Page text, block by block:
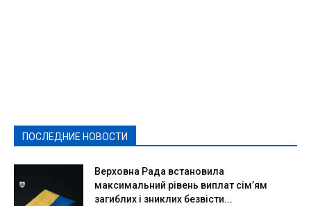
ПОСЛЕДНИЕ НОВОСТИ
Верховна Рада встановила
максимальний рівень виплат сім’ям
загиблих і зниклих безвісти...